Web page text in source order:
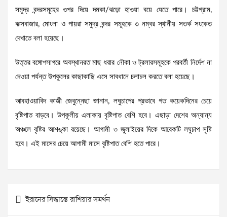
সমুদ্র বন্দরসমূহের ওপর দিয়ে দমকা/ঝড়ো হাওয়া বয়ে যেতে পারে। চট্টগ্রাম,
কক্সবাজার, মোংলা ও পায়রা সমুদ্র বন্দর সমূহকে ৩ নম্বর স্থানীয় সতর্ক সংকেত
দেখাতে বলা হয়েছে।
উত্তর বঙ্গোপসাগরে অবস্থানরত মাছ ধরার নৌকা ও ট্রলারসমূহকে পরবর্তী নির্দেশ না
দেওয়া পর্যন্ত উপকূলের কাছাকাছি এসে সাবধানে চলাচল করতে বলা হয়েছে।
আবহাওয়াবিদ কাজী জেবুন্নেছা জানান, লঘুচাপের প্রভাবে গত কয়েকদিনের চেয়ে
বৃষ্টিপাত বাড়বে। উপকূলীয় এলাকায় বৃষ্টিপাত বেশি হবে। এছাড়া দেশের অন্যান্য
অঞ্চলে বৃষ্টির আশঙ্কা রয়েছে। আগামী ৩ জুলাইয়ের দিকে আরেকটি লঘুচাপ সৃষ্টি
হবে। এই মাসের চেয়ে আগামী মাসে বৃষ্টিপাত বেশি হতে পারে।
Post
navigation
ইরানের সিদ্ধান্তে রাশিয়ার সমর্থন